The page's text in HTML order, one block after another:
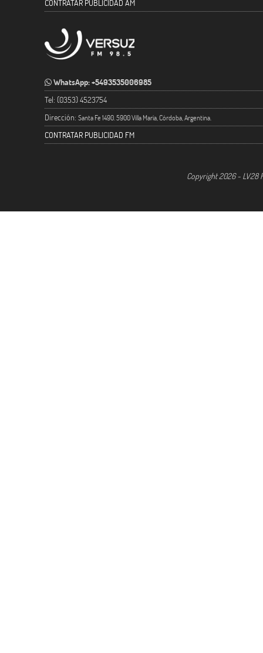
CONTRATAR PUBLICIDAD AM
WhatsApp: +5493535006985
Tel: (0353) 4523754
Dirección: Santa Fe 1490. 5900 Villa María, Córdoba, Argentina.
CONTRATAR PUBLICIDAD FM
Copyright 2026 - LV28